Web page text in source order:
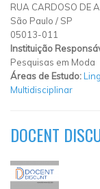
RUA CARDOSO DE
São Paulo / SP
05013-011
Instituição
Pesquisas em Moda
Áreas de Estudo:
Multidisciplinar
DOCENT